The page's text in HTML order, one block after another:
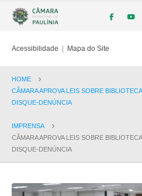
Acessibilidade | Mapa do Site
HOME
CÂMARA APROVA LEIS SOBRE
DISQUE-DENÚNCIA
IMPRENSA
CÂMARA APROVA LEIS SOBRE
DISQUE-DENÚNCIA